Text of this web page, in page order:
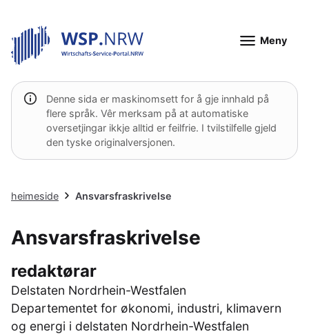
Meny
Denne sida er maskinomsett for å gje innhald på
flere språk. Vêr merksam på at automatiske
oversetjingar ikkje alltid er feilfrie. I tvilstilfelle gjeld
den tyske originalversjonen.
heimeside Ansvarsfraskrivelse
Ansvarsfraskrivelse
redaktørar
Delstaten Nordrhein-Westfalen
Departementet for økonomi, industri, klimavern
og energi i delstaten Nordrhein-Westfalen